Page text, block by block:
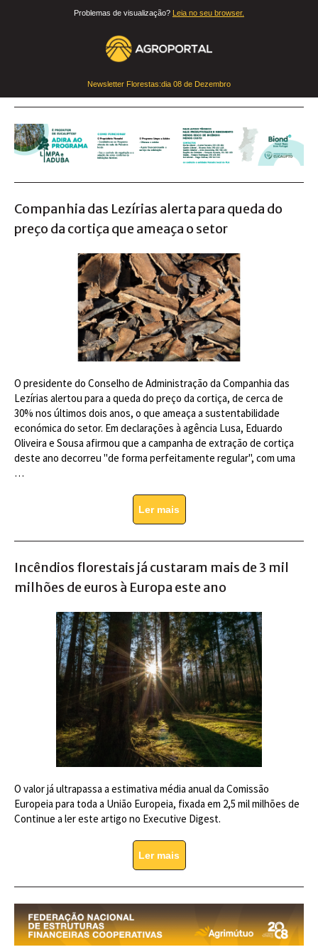
Problemas de visualização? Leia no seu browser.
Newsletter Florestas:dia 08 de Dezembro
Companhia das Lezírias alerta para queda do
preço da cortiça que ameaça o setor
O presidente do Conselho de Administração da Companhia das
Lezírias alertou para a queda do preço da cortiça, de cerca de
30% nos últimos dois anos, o que ameaça a sustentabilidade
económica do setor. Em declarações à agência Lusa, Eduardo
Oliveira e Sousa afirmou que a campanha de extração de cortiça
deste ano decorreu "de forma perfeitamente regular", com uma
…
Ler mais
Incêndios florestais já custaram mais de 3 mil
milhões de euros à Europa este ano
O valor já ultrapassa a estimativa média anual da Comissão
Europeia para toda a União Europeia, fixada em 2,5 mil milhões de
Continue a ler este artigo no Executive Digest.
Ler mais